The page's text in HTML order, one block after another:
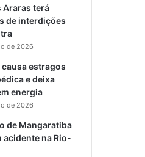
Araras terá
de interdições
de 2026
causa estragos
e deixa
energia
de 2026
de Mangaratiba
acidente na Rio-